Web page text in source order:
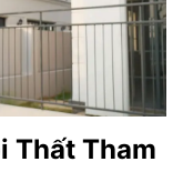
Thất Tham